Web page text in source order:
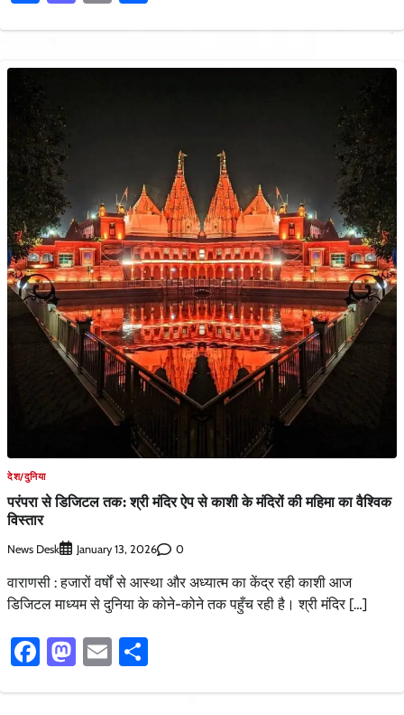
देश/दुनिया
परंपरा से डिजिटल तक: श्री मंदिर ऐप से काशी के मंदिरों की महिमा का वैश्विक
विस्तार
News Desk January 13, 2026 0
वाराणसी : हजारों वर्षों से आस्था और अध्यात्म का केंद्र रही काशी आज
डिजिटल माध्यम से दुनिया के कोने-कोने तक पहुँच रही है। श्री मंदिर […]
Facebook
Mastodon
Email